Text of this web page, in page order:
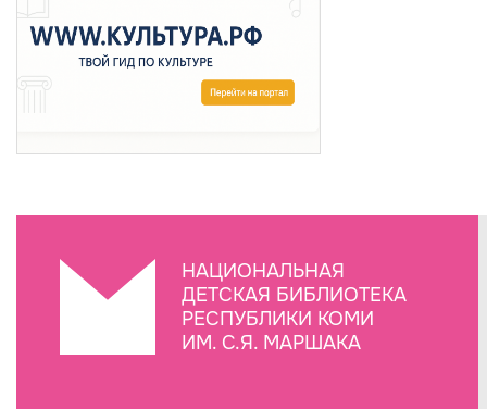
НАЦИОНАЛЬНАЯ
ДЕТСКАЯ БИБЛИОТЕКА
РЕСПУБЛИКИ КОМИ
ИМ. С.Я. МАРШАКА